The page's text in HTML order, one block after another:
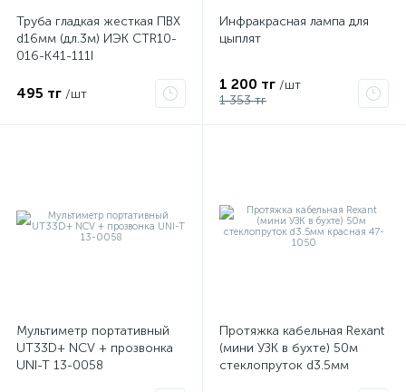
Труба гладкая жесткая ПВХ
d16мм (дл.3м) ИЭК CTR10-
016-K41-111I
495 тг /шт
Инфракрасная лампа для
цыплят
1 200 тг /шт
1 353 тг
Мультиметр портативный
UT33D+ NCV + прозвонка
UNI-T 13-0058
Протяжка кабельная Rexant
(мини УЗК в бухте) 50м
стеклопруток d3.5мм